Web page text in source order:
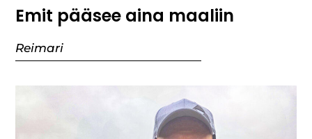
Emit pääsee aina maaliin
Reimari